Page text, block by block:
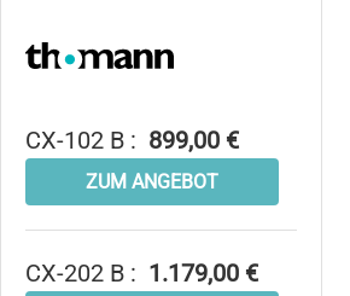
CX-102 B : 899,00 €
ZUM ANGEBOT
CX-202 B : 1.179,00 €